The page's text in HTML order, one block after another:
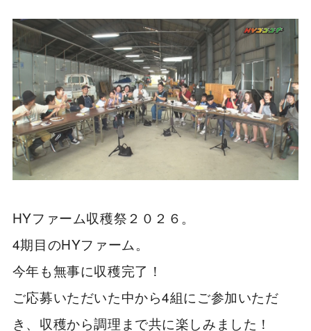
HYファーム収穫祭２０２６。
4期目のHYファーム。
今年も無事に収穫完了！
ご応募いただいた中から4組にご参加いただ
き、収穫から調理まで共に楽しみました！